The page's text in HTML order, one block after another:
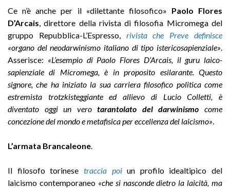
Ce n’è anche per il «dilettante filosofico» Paolo Flores
D’Arcais , direttore della rivista di filosofia Micromega del
gruppo Repubblica-L’Espresso, rivista che Preve definisce
«organo del neodarwinismo italiano di tipo istericosapienziale»
Asserisce: «L’esempio di Paolo Flores D’Arcais, il guru laico-
sapienziale di Micromega, è in proposito esilarante. Questo
signore, che ha iniziato la sua carriera filosofico politica come
estremista trotzkisteggiante ed allievo di Lucio Colletti, è
diventato oggi un verotarantolato del darwinismo come
concezione del mondo e metafisica per eccellenza del laicismo»
L’armata Brancaleone
Il filosofo torinese traccia poiun profilo idealtipico del
laicismo contemporaneo «che si nasconde dietro la laicità, ma